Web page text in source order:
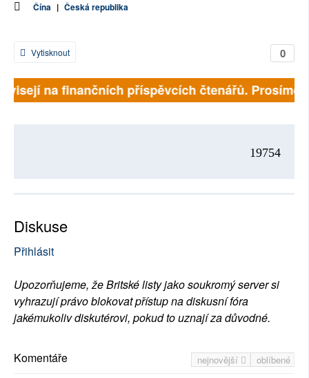
Čína | Česká republika
0
Vytisknout
na finančních příspěvcích čtenářů. Prosíme,
19754
Diskuse
Přihlásit
Upozorňujeme, že Britské listy jako soukromý server si
vyhrazují právo blokovat přístup na diskusní fóra
jakémukoliv diskutérovi, pokud to uznají za důvodné.
nejnovější oblíbené
Komentáře